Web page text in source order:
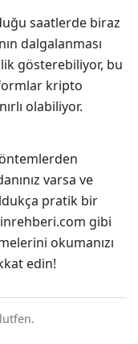
saatlerde biraz
dalgalanması
gösterebiliyor, bu
kripto
olabiliyor.
varsa ve
pratik bir
gibi
okumanızı
edin!